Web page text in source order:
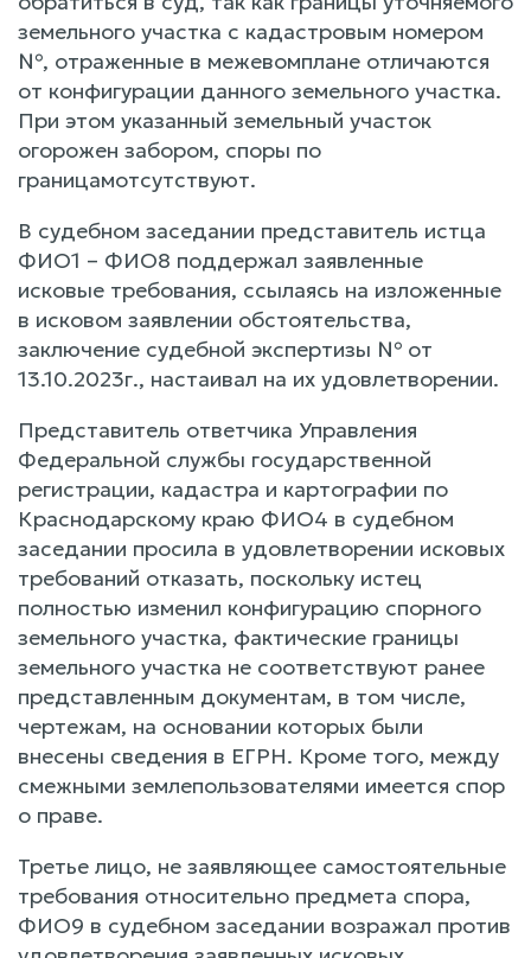
земельного участка с кадастровым номером
№, отраженные в межевомплане отличаются
от конфигурации данного земельного участка.
При этом указанный земельный участок
огорожен забором, споры по
границамотсутствуют.
В судебном заседании представитель истца
ФИО1 – ФИО8 поддержал заявленные
исковые требования, ссылаясь на изложенные
в исковом заявлении обстоятельства,
заключение судебной экспертизы № от
13.10.2023г., настаивал на их удовлетворении.
Представитель ответчика Управления
Федеральной службы государственной
регистрации, кадастра и картографии по
Краснодарскому краю ФИО4 в судебном
заседании просила в удовлетворении исковых
требований отказать, поскольку истец
полностью изменил конфигурацию спорного
земельного участка, фактические границы
земельного участка не соответствуют ранее
представленным документам, в том числе,
чертежам, на основании которых были
внесены сведения в ЕГРН. Кроме того, между
смежными землепользователями имеется спор
о праве.
Третье лицо, не заявляющее самостоятельные
требования относительно предмета спора,
ФИО9 в судебном заседании возражал против